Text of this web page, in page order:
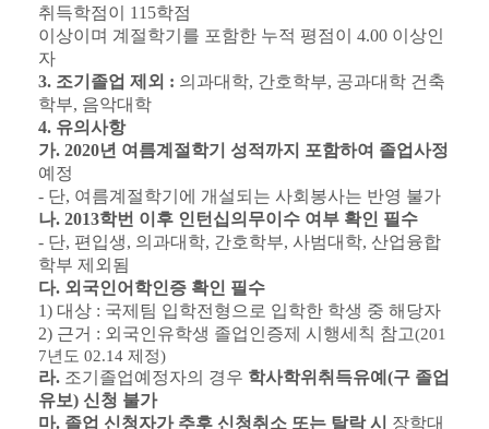
취득학점이 115학점
이상이며 계절학기를 포함한 누적 평점이 4.00 이상인
자
3. 조기졸업 제외 : 의과대학, 간호학부, 공과대학 건축
학부, 음악대학
4. 유의사항
가. 2020년 여름계절학기 성적까지 포함하여 졸업사정
예정
- 단, 여름계절학기에 개설되는 사회봉사는 반영 불가
나. 2013학번 이후 인턴십의무이수 여부 확인 필수
- 단, 편입생, 의과대학, 간호학부, 사범대학, 산업융합
학부 제외됨
다. 외국인어학인증 확인 필수
1) 대상 : 국제팀 입학전형으로 입학한 학생 중 해당자
2) 근거 : 외국인유학생 졸업인증제 시행세칙 참고(201
7년도 02.14 제정)
라. 조기졸업예정자의 경우 학사학위취득유예 (구 졸업
유보) 신청 불가
마. 졸업 신청자가 추후 신청취소 또는 탈락 시 장학대